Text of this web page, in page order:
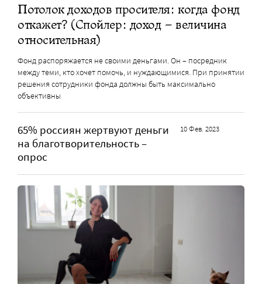
Потолок доходов просителя: когда фонд
откажет? (Спойлер: доход – величина
относительная)
Фонд распоряжается не своими деньгами. Он – посредник
между теми, кто хочет помочь, и нуждающимися. При принятии
решения сотрудники фонда должны быть максимально
объективны
65% россиян жертвуют деньги
на благотворительность –
опрос
10 Фев. 2023